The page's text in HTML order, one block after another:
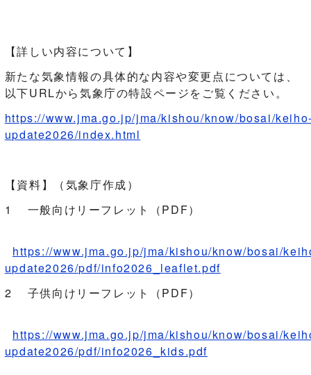
【詳しい内容について】
新たな気象情報の具体的な内容や変更点については、
以下URLから気象庁の特設ページをご覧ください。
https://www.jma.go.jp/jma/kishou/know/bosai/
update2026/index.html
【資料】（気象庁作成）
1 一般向けリーフレット（PDF）
https://www.jma.go.jp/jma/kishou/know/bosai/
update2026/pdf/info2026_leaflet.pdf
2 子供向けリーフレット（PDF）
https://www.jma.go.jp/jma/kishou/know/bosai/
update2026/pdf/info2026_kids.pdf